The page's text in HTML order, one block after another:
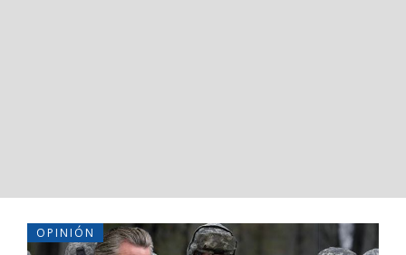
OPINIÓN